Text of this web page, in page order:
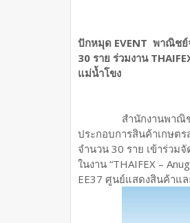
ปักหมุด EVENT พาณิชย์
30 ราย ร่วมงาน
แม่น้ำโขง
สำนักงานพาณิ
ประกอบการสินค้าเกษต
จำนวน 30 ราย เข้าร่วม
ในงาน “THAIFEX –
EE37 ศูนย์แสดงสินค้าแ